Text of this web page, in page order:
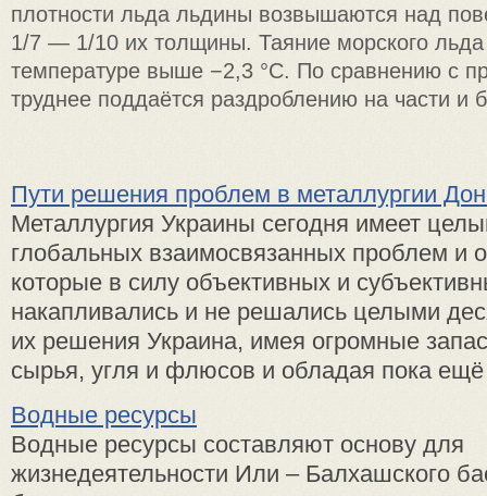
плотности льда льдины возвышаются над
1/7 — 1/10 их толщины. Таяние морского льда
температуре выше −2,3 °C. По сравнению с
труднее поддаётся раздроблению на части и
Пути решения проблем в металлургии
Металлургия Украины сегодня имеет
глобальных взаимосвязанных проблем и
которые в силу объективных и
накапливались и не решались целыми
их решения Украина, имея огромные
сырья, угля и флюсов и обладая пока
Водные ресурсы
Водные ресурсы составляют основу для
жизнедеятельности Или – Балхашского